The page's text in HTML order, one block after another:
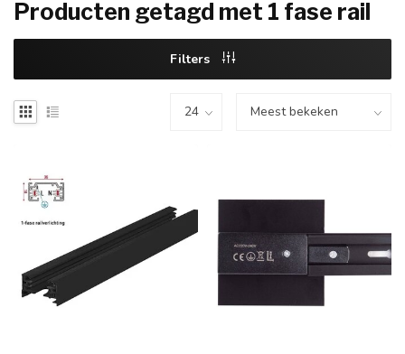
Producten getagd met 1 fase rail
Filters